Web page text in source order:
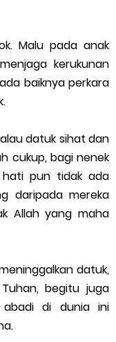
Malu pada anak
kerukunan
baiknya perkara
datuk sihat dan
cukup, bagi nenek
hati pun tidak ada
daripada mereka
Allah yang maha
datuk,
begitu juga
di dunia ini